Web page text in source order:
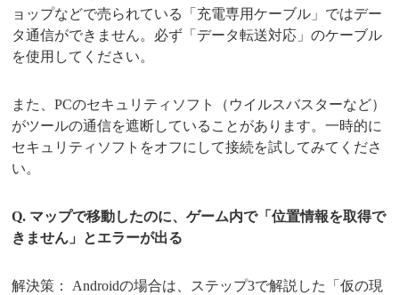
ョップなどで売られている「充電専用ケーブル」ではデー
タ通信ができません。必ず「データ転送対応」のケーブル
を使用してください。
また、PCのセキュリティソフト（ウイルスバスターなど）
がツールの通信を遮断していることがあります。一時的に
セキュリティソフトをオフにして接続を試してみてくださ
い。
Q. マップで移動したのに、ゲーム内で「位置情報を取得で
きません」とエラーが出る
解決策： Androidの場合は、ステップ3で解説した「仮の現